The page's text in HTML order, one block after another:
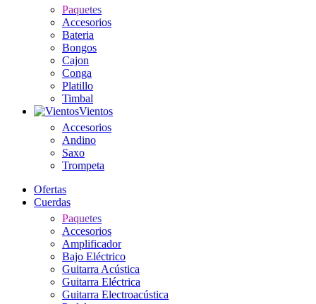
Paquetes
Accesorios
Bateria
Bongos
Cajon
Conga
Platillo
Timbal
Vientos
Accesorios
Andino
Saxo
Trompeta
Ofertas
Cuerdas
Paquetes
Accesorios
Amplificador
Bajo Eléctrico
Guitarra Acústica
Guitarra Eléctrica
Guitarra Electroacústica